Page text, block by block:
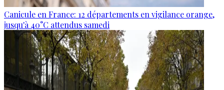
Canicule en France: 12 départements en vigilance orange,
jusqu'à 40°C attendus samedi